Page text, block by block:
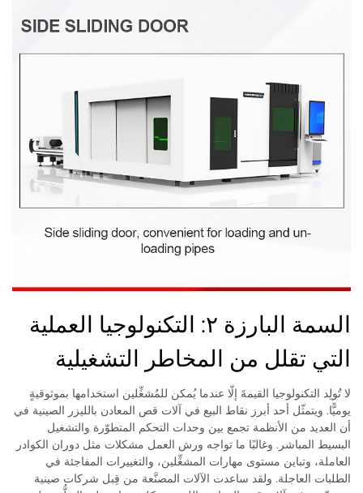
السمة البارزة ٢: التكنولوجيا العملية
التي تقلل من المخاطر التشغيلية
لا تُولِد التكنولوجيا القيمةَ إلّا عندما يُمكن للمُشغِّلين استخدامها بموثوقيةٍ
يوميًّا. ويتمثّل أحد أبرز نقاط البيع في آلات قص المعادن بالليزر الصينية في
أن العديد من الأنظمة تجمع بين وحدات التحكم المتطوّرة والتشغيل
البسيط المباشر. وغالبًا ما تواجه ورش العمل مشكلات مثل دوران الكوادر
العاملة، وتباين مستوى مهارات المشغِّلين، والتغييرات المفاجئة في
الطلبات العاجلة. ولقد ساعدت الآلات المصنَّعة من قِبل شركات صينية